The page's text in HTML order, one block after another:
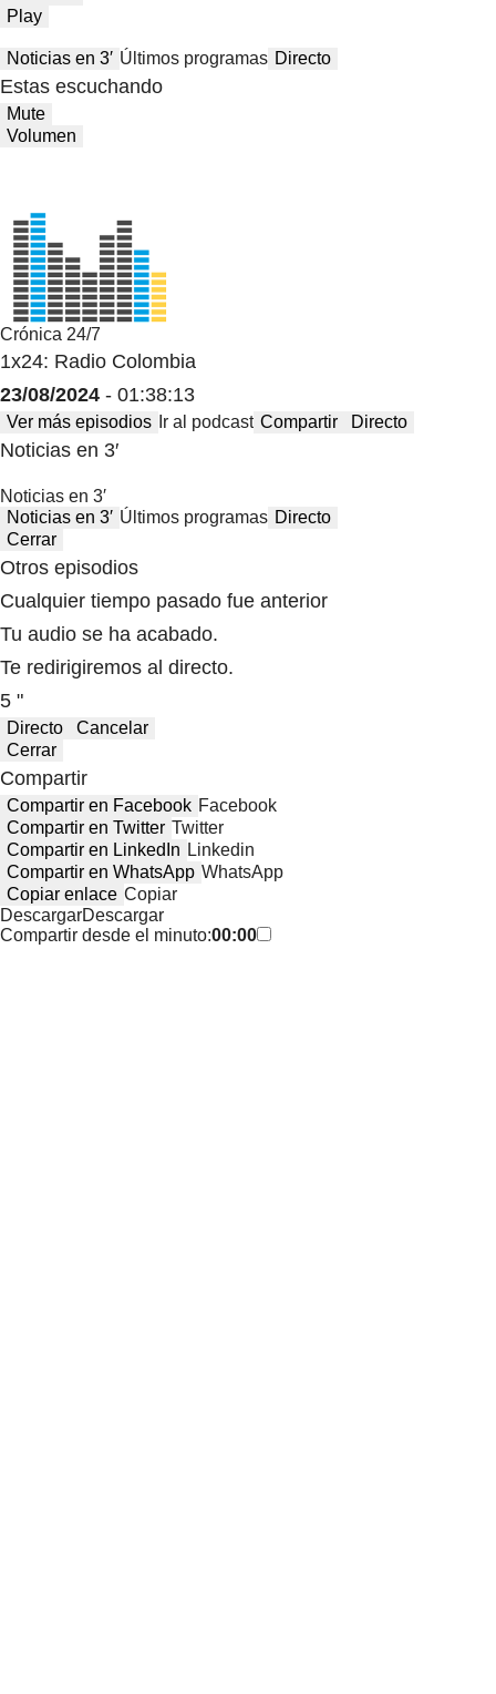
Play
Noticias en 3′ Últimos programas Directo
Estas escuchando
Mute
Volumen
Crónica 24/7
1x24: Radio Colombia
23/08/2024 - 01:38:13
Ver más episodios Ir al podcast Compartir Directo
Noticias en 3′
Noticias en 3′
Noticias en 3′ Últimos programas Directo
Cerrar
Otros episodios
Cualquier tiempo pasado fue anterior
Tu audio se ha acabado.
Te redirigiremos al directo.
5 "
Directo
Cancelar
Cerrar
Compartir
Compartir en Facebook Facebook
Compartir en Twitter Twitter
Compartir en LinkedIn Linkedin
Compartir en WhatsApp WhatsApp
Copiar enlace Copiar
DescargarDescargar
Compartir desde el minuto:00:00